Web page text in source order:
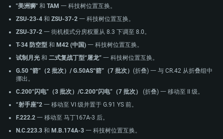
"美洲狮" 和 TAM 一 科技树位置互换。
ZSU-23-4 和 ZSU-37-2 一 科技树位置互换。
ZSU-37-2 一 街机模式分房权重从 8.3 下调至 8.0。
T-34 防空型 和 M42 (中国) 一 科技树位置互换。
试制月光 和 二式复战丁型“屠龙” 一 科技树位置互换。
G.50 “箭”（2 批次）/ G.50AS“箭”（7 批次） (折叠) 一 与 CR.42 从折叠组中
挪出。
C.200“闪电”（3 批次）/C.200“闪电”（7 批次）
(折叠) 一 移动至 II 级。
“射手座”2 一 移动至 VI 级并置于 G.91 YS 前。
F.222.2 一 移动至 马丁167A-3 后。
N.C.223.3 和 M.B.174A-3 一 科技树位置互换。